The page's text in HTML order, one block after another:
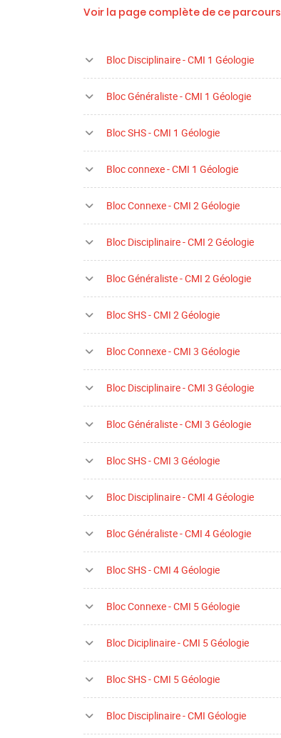
Voir la page complète de ce parcours
Bloc Disciplinaire - CMI 1 Géologie
Bloc Généraliste - CMI 1 Géologie
Bloc SHS - CMI 1 Géologie
Bloc connexe - CMI 1 Géologie
Bloc Connexe - CMI 2 Géologie
Bloc Disciplinaire - CMI 2 Géologie
Bloc Généraliste - CMI 2 Géologie
Bloc SHS - CMI 2 Géologie
Bloc Connexe - CMI 3 Géologie
Bloc Disciplinaire - CMI 3 Géologie
Bloc Généraliste - CMI 3 Géologie
Bloc SHS - CMI 3 Géologie
Bloc Disciplinaire - CMI 4 Géologie
Bloc Généraliste - CMI 4 Géologie
Bloc SHS - CMI 4 Géologie
Bloc Connexe - CMI 5 Géologie
Bloc Diciplinaire - CMI 5 Géologie
Bloc SHS - CMI 5 Géologie
Bloc Disciplinaire - CMI Géologie